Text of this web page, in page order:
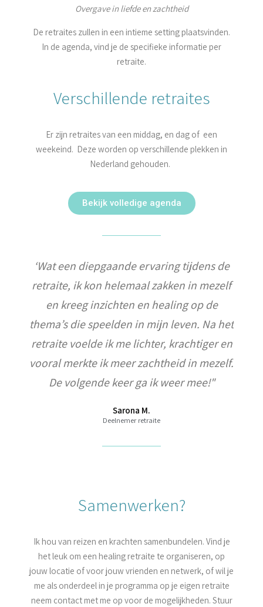
Overgave in liefde en zachtheid
De retraites zullen in een intieme setting plaatsvinden.
In de agenda, vind je de specifieke informatie per
retraite.
Verschillende retraites
Er zijn retraites van een middag, en dag of een
weekeind. Deze worden op verschillende plekken in
Nederland gehouden.
Bekijk volledige agenda
‘Wat een diepgaande ervaring tijdens de
retraite, ik kon helemaal zakken in mezelf
en kreeg inzichten en healing op de
thema’s die speelden in mijn leven. Na het
retraite voelde ik me lichter, krachtiger en
vooral merkte ik meer zachtheid in mezelf.
De volgende keer ga ik weer mee!"
Sarona M.
Deelnemer retraite
Samenwerken?
Ik hou van reizen en krachten samenbundelen. Vind je
het leuk om een healing retraite te organiseren, op
jouw locatie of voor jouw vrienden en netwerk, of wil je
me als onderdeel in je programma op je eigen retraite
neem contact met me op voor de mogelijkheden. Stuur